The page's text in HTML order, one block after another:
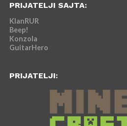
PRIJATELJI SAJTA:
KlanRUR
Beep!
Konzola
GuitarHero
PRIJATELJI: